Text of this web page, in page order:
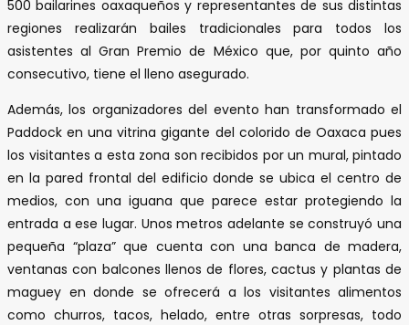
500 bailarines oaxaqueños y representantes de sus distintas
regiones realizarán bailes tradicionales para todos los
asistentes al Gran Premio de México que, por quinto año
consecutivo, tiene el lleno asegurado.
Además, los organizadores del evento han transformado el
Paddock en una vitrina gigante del colorido de Oaxaca pues
los visitantes a esta zona son recibidos por un mural, pintado
en la pared frontal del edificio donde se ubica el centro de
medios, con una iguana que parece estar protegiendo la
entrada a ese lugar. Unos metros adelante se construyó una
pequeña “plaza” que cuenta con una banca de madera,
ventanas con balcones llenos de flores, cactus y plantas de
maguey en donde se ofrecerá a los visitantes alimentos
como churros, tacos, helado, entre otras sorpresas, todo